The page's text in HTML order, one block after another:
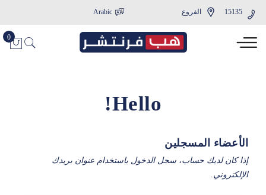
15135 الفروع Arabic
Hello!
الأعضاء المسجلين
إذا كان لديك حساب، سجل الدخول باستخدام عنوان بريدك
الإلكتروني.